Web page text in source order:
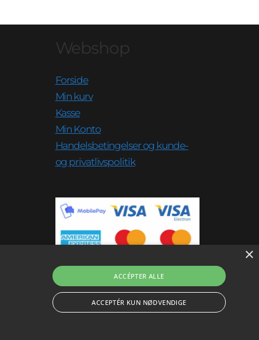
Webshop
Forside
Min kurv
Kasse
Min Konto
Handelsbetingelser og kunde-
og privatlivspolitik
×
ACCÉPTER ALLE
ACCEPTÉR KUN NØDVENDIGE